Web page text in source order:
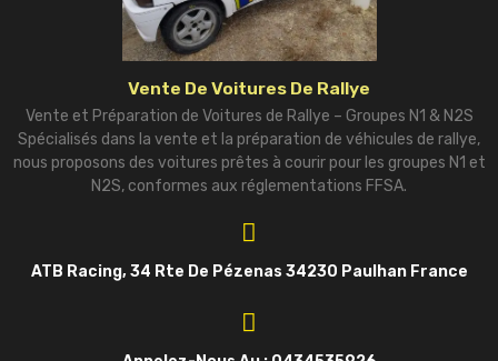
Vente De Voitures De Rallye
Vente et Préparation de Voitures de Rallye – Groupes N1 & N2S
Spécialisés dans la vente et la préparation de véhicules de rallye,
nous proposons des voitures prêtes à courir pour les groupes N1 et
N2S, conformes aux réglementations FFSA.
ATB Racing, 34 Rte De Pézenas 34230 Paulhan France